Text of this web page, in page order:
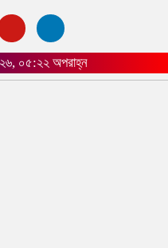
০৫:২২ অপরাহ্ন